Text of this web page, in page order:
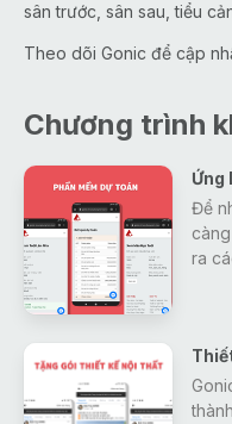
sân trước, sân sau, tiểu
Theo dõi Gonic để cập
Chương trình
Để
ra